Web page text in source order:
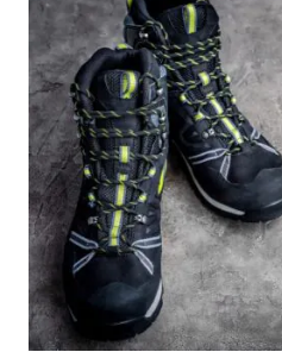
GESTIONE
DEI
RIFIUTI
DI
IMBALLAGGIO